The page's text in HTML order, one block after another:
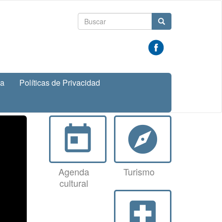
Formulario
Políticas de Privacidad
today
Agenda
cultural
explore
Turismo
local_hospital